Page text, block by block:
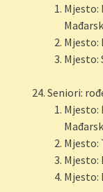
Mjesto:
Mjesto:
Mjesto:
Seniori:
Mjesto:
Mjesto:
Mjesto:
Mjesto: